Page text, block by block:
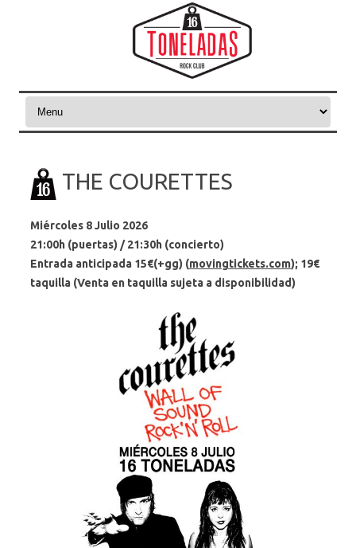
Skip to content
THE COURETTES
Miércoles 8 Julio 2026
21:00h (puertas) / 21:30h (concierto)
Entrada anticipada 15€(+gg) (movingtickets.com); 19€
taquilla (Venta en taquilla sujeta a disponibilidad)